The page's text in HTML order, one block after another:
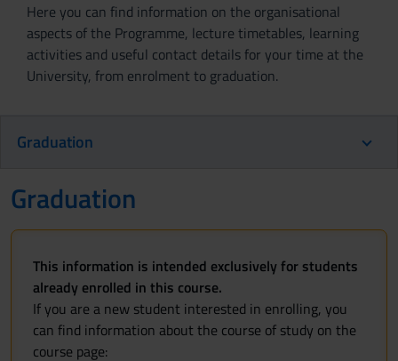
Here you can find information on the organisational
aspects of the Programme, lecture timetables, learning
activities and useful contact details for your time at the
University, from enrolment to graduation.
Graduation
Graduation
This information is intended exclusively for students
already enrolled in this course.
If you are a new student interested in enrolling, you
can find information about the course of study on the
course page: